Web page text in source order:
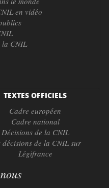
en vidéo
la CNIL
TEXTES OFFICIELS
Cadre européen
Cadre national
Décisions de la CNIL
décisions de la CNIL sur
Légifrance